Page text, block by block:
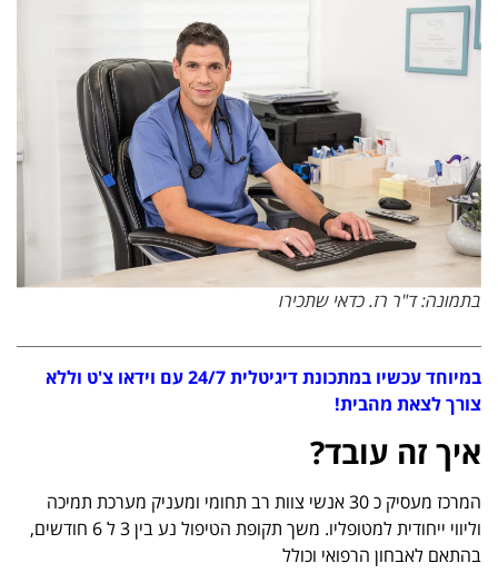
בתמונה: ד"ר רז. כדאי שתכירו
במיוחד עכשיו במתכונת דיגיטלית 24/7 עם וידאו צ'ט וללא
צורך לצאת מהבית!
איך זה עובד?
המרכז מעסיק כ 30 אנשי צוות רב תחומי ומעניק מערכת תמיכה
וליווי ייחודית למטופליו. משך תקופת הטיפול נע בין 3 ל 6 חודשים,
בהתאם לאבחון הרפואי וכולל